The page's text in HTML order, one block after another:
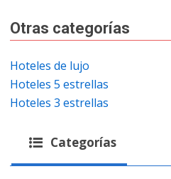
Otras categorías
Hoteles de lujo
Hoteles 5 estrellas
Hoteles 3 estrellas
Categorías